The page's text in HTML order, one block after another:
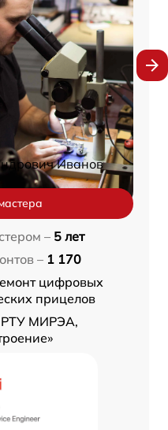
Иванов
– 5 лет
– 1 170
цифровых
прицелов
РТУ МИРЭА,